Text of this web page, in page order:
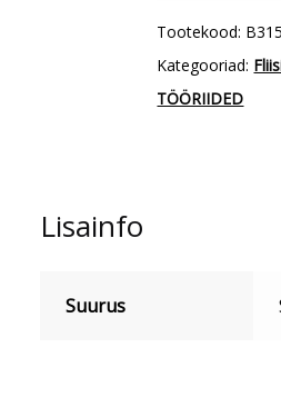
kogus
Tootekood:
Kategooriad:
TÖÖRIIDED
Lisainfo
Suurus